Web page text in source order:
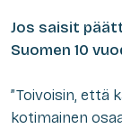
Jos saisit
Suomen 10
”Toivoisin, että
kotimainen